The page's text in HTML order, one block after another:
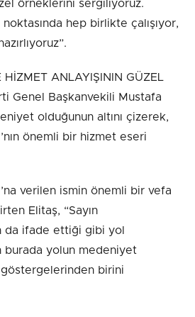
örneklerini sergiliyoruz.
hep birlikte çalışıyor,
HİZMET ANLAYIŞININ GÜZEL
Genel Başkanvekili Mustafa
olduğunun altını çizerek,
önemli bir hizmet eseri
verilen ismin önemli bir vefa
Elitaş, “Sayın
da ifade ettiği gibi yol
burada yolun medeniyet
birini